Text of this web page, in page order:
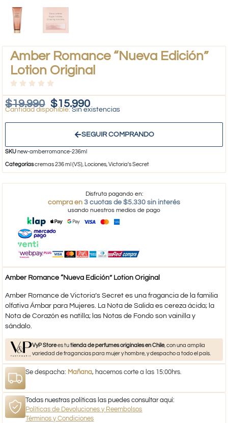
Amber Romance “Nueva Edición”
Lotion Original
$19.990 $15.990
Sin existencias
SEGUIR COMPRANDO
SKUnew-amberromance-236ml
Categoríascremas 236 ml (VS), Lociones,Victoria's Secret
Disfruta pagando en:
compra en 3 cuotas de $5.330 sin interés
usando nuestros medios de pago
Amber Romance “Nueva Edición” Lotion Original
Amber Romance de Victoria’s Secret es una fragancia de la familia
olfativa Ámbar para Mujeres. La Nota de Salida es cereza ácida; la
Nota de Corazón es natilla; las Notas de Fondo son vainilla y
sándalo.
VyP Storees tutienda de perfumes originales en Chile, con una amplia
variedad de fragancias para mujer y hombre, y despacho a todo el país.
Se despacha: Mañana, hacemos corte a las 15:00hrs.
Todas nuestras políticas las puedes consultar aquí:
Políticas de Devoluciones y Reembolsos
Términos y Condiciones